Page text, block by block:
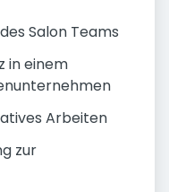
Salon Teams
in einem
Arbeiten
zur